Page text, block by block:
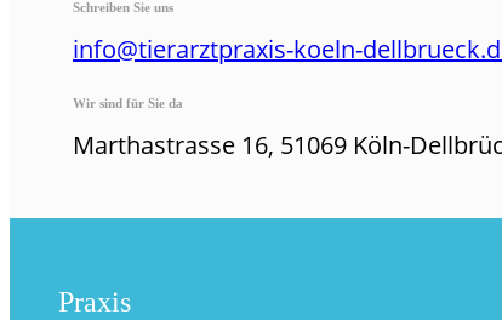
Schreiben Sie uns
info@tierarztpraxis-koeln-
Wir sind für Sie da
Marthastrasse 16, 51069 Köln-
Praxis